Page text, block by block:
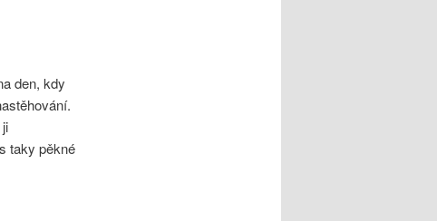
den, kdy
taky pěkné